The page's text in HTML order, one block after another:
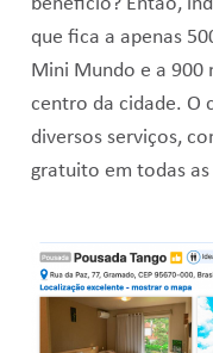
que fica a apenas
Mini Mundo e a 900
centro da cidade. O
diversos serviços,
gratuito em todas